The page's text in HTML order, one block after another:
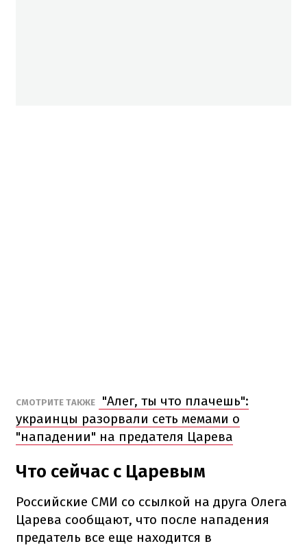
СМОТРИТЕ ТАКЖЕ
"Алег, ты что плачешь":
украинцы разорвали сеть мемами о
"нападении" на предателя Царева
Что сейчас с Царевым
Российские СМИ со ссылкой на друга Олега
Царева сообщают, что после нападения
предатель все еще находится в